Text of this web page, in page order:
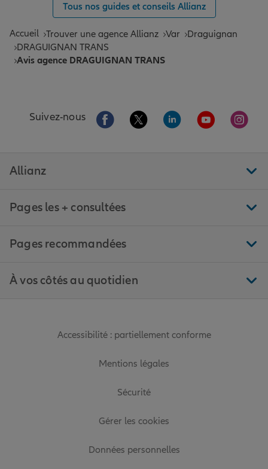
Tous nos guides et conseils Allianz
Accueil Trouver une agence Allianz Var
Draguignan
DRAGUIGNAN TRANS
Avis agence DRAGUIGNAN TRANS
Suivez-nous Aller sur la page Facebook de Allianz
Aller sur la page Twitter de
Aller sur la page
Aller sur la
Aller
Allianz
Pages les + consultées
Pages recommandées
À vos côtés au quotidien
Accessibilité : partiellement conforme
Mentions légales
Sécurité
Gérer les cookies
Données personnelles